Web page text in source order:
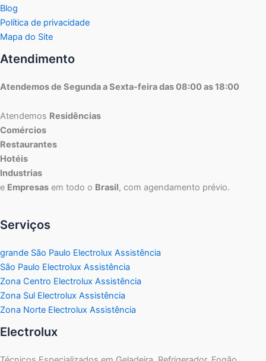
Blog
Política de privacidade
Mapa do Site
Atendimento
Atendemos de Segunda a Sexta-feira das 08:00 as 18:00
Atendemos Residências
Comércios
Restaurantes
Hotéis
Industrias
e Empresas em todo o Brasil, com agendamento prévio.
Serviços
grande São Paulo Electrolux Assistência
São Paulo Electrolux Assistência
Zona Centro Electrolux Assistência
Zona Sul Electrolux Assistência
Zona Norte Electrolux Assistência
Electrolux